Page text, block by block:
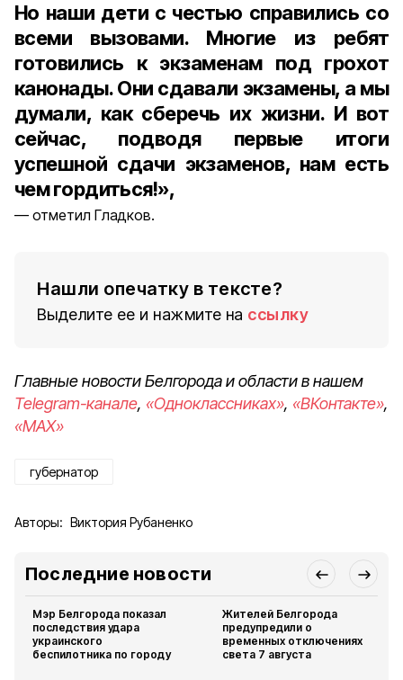
Но наши дети с честью справились со
всеми вызовами. Многие из ребят
готовились к экзаменам под грохот
канонады. Они сдавали экзамены, а мы
думали, как сберечь их жизни. И вот
сейчас, подводя первые итоги
успешной сдачи экзаменов, нам есть
чем гордиться!»,
отметил Гладков.
Нашли опечатку в тексте?
Выделите ее и нажмите на ссылку
Главные новости Белгорода и области в нашем
Telegram-канале, «Одноклассниках», «ВКонтакте»,
«MAX»
губернатор
Авторы: Виктория Рубаненко
Последние новости
Мэр Белгорода показал
последствия удара
украинского
беспилотника по городу
Жителей Белгорода
предупредили о
временных отключениях
света 7 августа